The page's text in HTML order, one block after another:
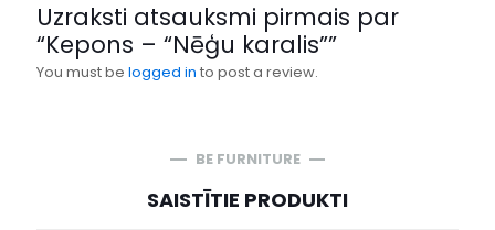
Uzraksti atsauksmi pirmais par
“Kepons – “Nēģu karalis””
You must be logged in to post a review.
BE FURNITURE
SAISTĪTIE PRODUKTI